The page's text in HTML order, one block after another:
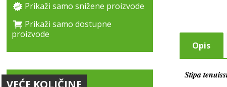
Opis
Stipa
Prikaži samo snižene proizvode
Prikaži samo dostupne
proizvode